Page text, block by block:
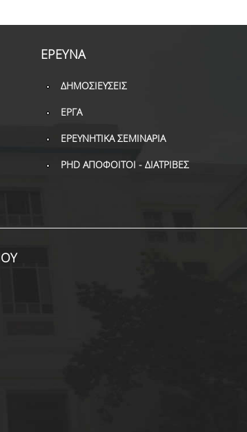
ΕΡΕΥΝΑ
ΔΗΜΟΣΙΕΥΣΕΙΣ
ΕΡΓΑ
ΕΡΕΥΝΗΤΙΚΑ ΣΕΜΙΝΑΡΙΑ
PHD ΑΠΟΦΟΙΤΟΙ - ΔΙΑΤΡΙΒΕΣ